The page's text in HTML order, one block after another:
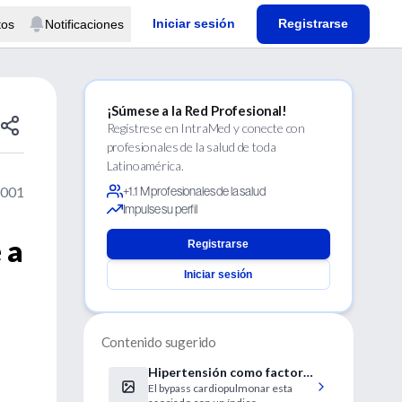
Notificaciones Iniciar sesión Registrarse
¡Súmese a la Red Profesional!
Regístrese en IntraMed y conecte con
profesionales de la salud de toda
Latinoamérica.
+1.1 M profesionales de la salud
Impulse su perfil
Registrarse
Iniciar sesión
Contenido sugerido
Hipertensión como factor
de riesgo de lesión cerebral
El bypass cardiopulmonar esta